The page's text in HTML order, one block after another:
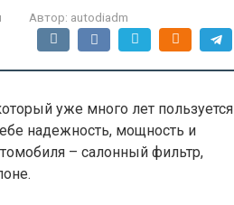
Автор: autodiadm
уже много лет пользуется
надежность, мощность и
– салонный фильтр,